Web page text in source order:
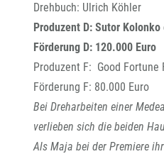
Drehbuch: Ulrich Köhler
Produzent D: Sutor Kolonko
Förderung D: 120.000 Euro
Produzent F: Good Fortune
Förderung F: 80.000 Euro
Bei Dreharbeiten einer
verlieben sich die beiden
Als Maja bei der Premiere